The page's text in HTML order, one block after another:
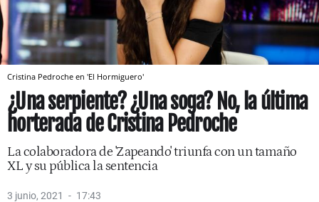
Cristina Pedroche en 'El Hormiguero'
¿Una serpiente? ¿Una soga? No, la última
horterada de Cristina Pedroche
La colaboradora de 'Zapeando' triunfa con un tamaño
XL y su pública la sentencia
3 junio, 2021 17:43